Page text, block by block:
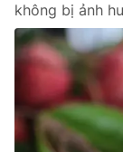
không bị ảnh